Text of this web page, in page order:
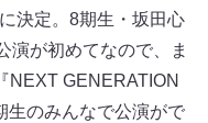
決定。8期生・坂田心
演が初めてなので、ま
NEXT GENERATION
生のみんなで公演がで